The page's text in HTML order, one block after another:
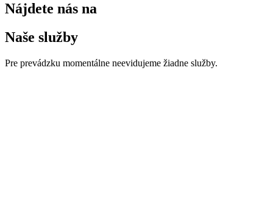
Nájdete nás na
Naše služby
Pre prevádzku momentálne neevidujeme žiadne služby.